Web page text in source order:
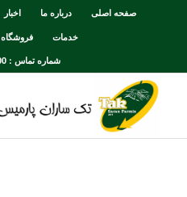
صفحه اصلی درباره ما اخبار
خدمات
فروشگاه
شماره تماس : 02167369000